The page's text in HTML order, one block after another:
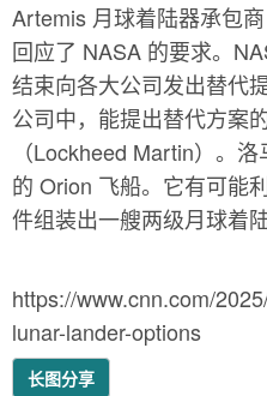
Artemis 月球着陆器承包
回应了 NASA 的要求。
结束向各大公司发出替代
公司中，能提出替代方案
（Lockheed Martin）。
的 Orion 飞船。它有可能
件组装出一艘两级月球着陆
https://www.cnn.com/
lunar-lander-options
长图分享